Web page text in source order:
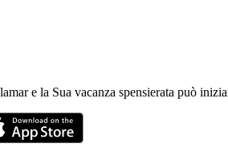
e la Sua vacanza spensierata può